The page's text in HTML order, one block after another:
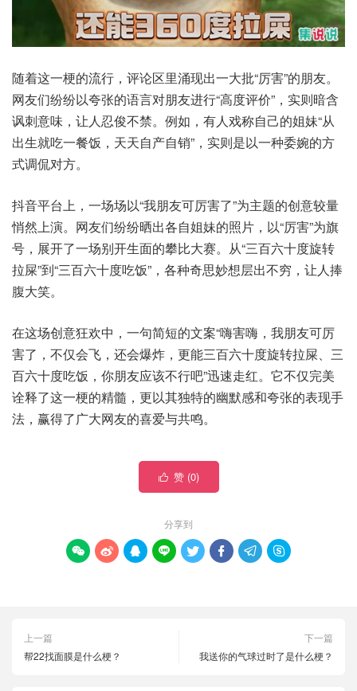
随着这一梗的流行，评论区里涌现出一大批“厉害”的朋友。
网友们纷纷以夸张的语言对朋友进行“高度评价”，实则暗含
讽刺意味，让人忍俊不禁。例如，有人戏称自己的姐妹“从
出生就吃一餐饭，天天自产自销”，实则是以一种委婉的方
式调侃对方。
抖音平台上，一场场以“我朋友可厉害了”为主题的创意较量
悄然上演。网友们纷纷晒出各自姐妹的照片，以“厉害”为旗
号，展开了一场别开生面的攀比大赛。从“三百六十度旋转
拉屎”到“三百六十度吃饭”，各种奇思妙想层出不穷，让人捧
腹大笑。
在这场创意狂欢中，一句简短的文案“嗨害嗨，我朋友可厉
害了，不仅会飞，还会爆炸，更能三百六十度旋转拉屎、三
百六十度吃饭，你朋友应该不行吧”迅速走红。它不仅完美
诠释了这一梗的精髓，更以其独特的幽默感和夸张的表现手
法，赢得了广大网友的喜爱与共鸣。
 赞 (0)
分享到
       
上一篇
帮22找面膜是什么梗？
下一篇
我送你的气球过时了是什么梗？